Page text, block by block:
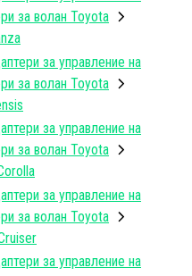
за волан Toyota
за управление на
за волан Toyota
за управление на
за волан Toyota
за управление на
за волан Toyota
за управление на